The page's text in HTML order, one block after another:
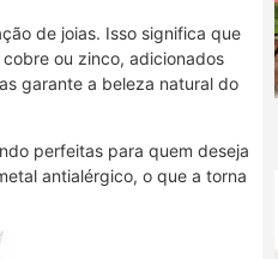
de joias. Isso significa que
ou zinco, adicionados
garante a beleza natural do
perfeitas para quem deseja
antialérgico, o que a torna